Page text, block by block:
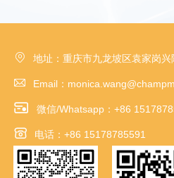
 地址：重庆市九龙坡区袁家岗
 Email：
 微信/Whatsapp：+86
 电话：+86 15178785591